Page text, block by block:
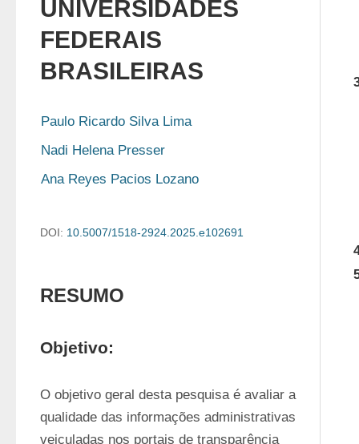
UNIVERSIDADES
FEDERAIS
BRASILEIRAS
Paulo Ricardo Silva Lima
Nadi Helena Presser
Ana Reyes Pacios Lozano
DOI: 10.5007/1518-2924.2025.e102691
RESUMO
Objetivo:
O objetivo geral desta pesquisa é avaliar a
qualidade das informações administrativas
veiculadas nos portais de transparência